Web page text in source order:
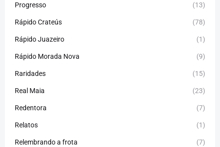
Progresso (13)
Rápido Crateús (78)
Rápido Juazeiro (1)
Rápido Morada Nova (9)
Raridades (15)
Real Maia (23)
Redentora (7)
Relatos (1)
Relembrando a frota (7)